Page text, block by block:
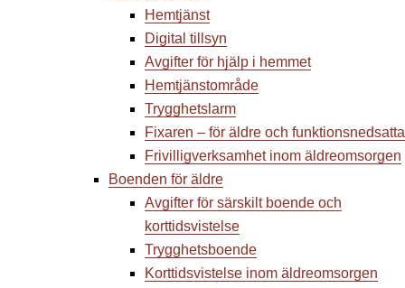
Hemtjänst
Digital tillsyn
Avgifter för hjälp i hemmet
Hemtjänstområde
Trygghetslarm
Fixaren – för äldre och funktionsnedsatta
Frivilligverksamhet inom äldreomsorgen
Boenden för äldre
Avgifter för särskilt boende och
korttidsvistelse
Trygghetsboende
Korttidsvistelse inom äldreomsorgen